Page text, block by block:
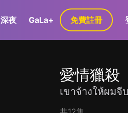
深夜 GaLa+ 免費註冊
愛情獵殺
เขาจ้างให้ผมจี